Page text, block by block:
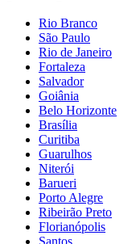
Rio Branco
São Paulo
Rio de Janeiro
Fortaleza
Salvador
Goiânia
Belo Horizonte
Brasília
Curitiba
Guarulhos
Niterói
Barueri
Porto Alegre
Ribeirão Preto
Florianópolis
Santos